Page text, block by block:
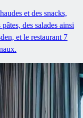
et des snacks,
des salades ainsi
et le restaurant 7